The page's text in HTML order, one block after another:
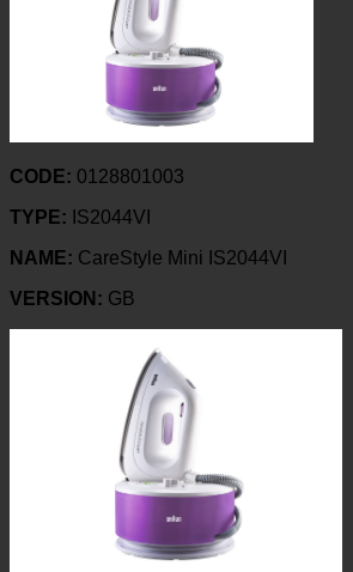
CODE: 0128801003
TYPE: IS2044VI
NAME: CareStyle Mini IS2044VI
VERSION: GB